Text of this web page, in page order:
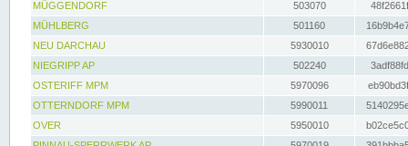
MÜGGENDORF
503070
MÜHLBERG
501160
NEU DARCHAU
5930010
NIEGRIPP AP
502240
OSTERIFF MPM
5970096
OTTERNDORF MPM
5990011
OVER
5950010